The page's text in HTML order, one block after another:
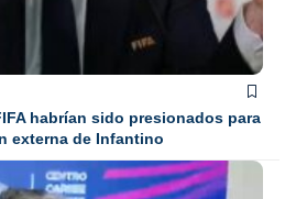
habrían sido presionados para
externa de Infantino